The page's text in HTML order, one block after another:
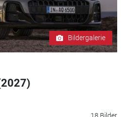
Bildergalerie